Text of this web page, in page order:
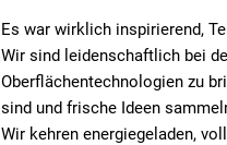
Es war wirklich inspirierend,
Wir sind leidenschaftlich bei
Oberflächentechnologien zu
sind und frische Ideen
Wir kehren energiegeladen,